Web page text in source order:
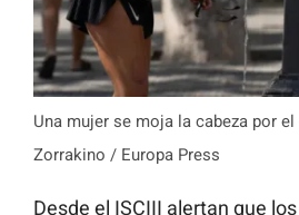
Una mujer se moja la cabeza por
Zorrakino / Europa Press
Desde el ISCIII alertan que